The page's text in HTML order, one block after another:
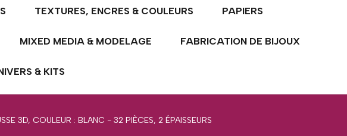
TEXTURES, ENCRES & COULEURS PAPIERS
MIXED MEDIA & MODELAGE FABRICATION DE BIJOUX
& KITS
3D, COULEUR : BLANC - 32 PIÈCES, 2 ÉPAISSEURS